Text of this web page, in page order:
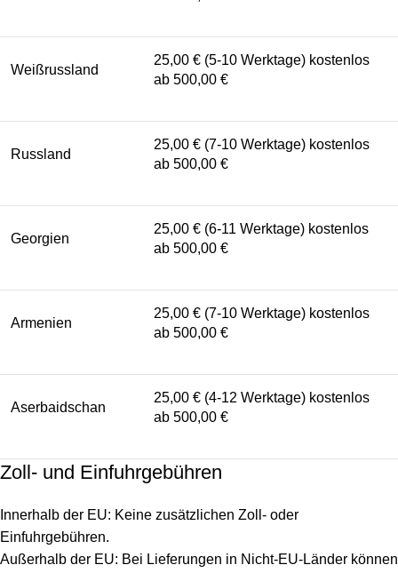
Weißrussland
25,00 € (5-10 Werktage) kostenlos
ab 500,00 €
Russland
25,00 € (7-10 Werktage) kostenlos
ab 500,00 €
Georgien
25,00 € (6-11 Werktage) kostenlos
ab 500,00 €
Armenien
25,00 € (7-10 Werktage) kostenlos
ab 500,00 €
Aserbaidschan
25,00 € (4-12 Werktage) kostenlos
ab 500,00 €
Zoll- und Einfuhrgebühren
Innerhalb der EU: Keine zusätzlichen Zoll- oder
Einfuhrgebühren.
Außerhalb der EU: Bei Lieferungen in Nicht-EU-Länder können